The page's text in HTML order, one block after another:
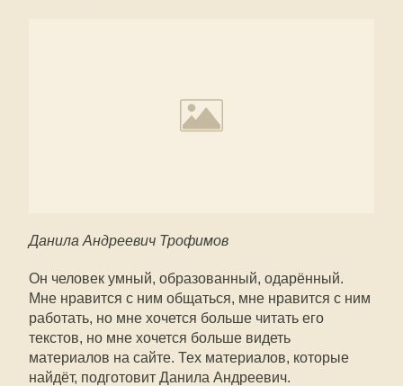
Данила Андреевич Трофимов
Он человек умный, образованный, одарённый.
Мне нравится с ним общаться, мне нравится с ним
работать, но мне хочется больше читать его
текстов, но мне хочется больше видеть
материалов на сайте. Тех материалов, которые
найдёт, подготовит Данила Андреевич.